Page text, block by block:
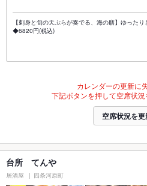
【刺身と旬の天ぷらが奏でる、海の膳】ゆった
◆6820円(税込)
カレンダーの更新に
下記ボタンを押して空席状況
空席状況を
台所 てんや
居酒屋 四条河原町